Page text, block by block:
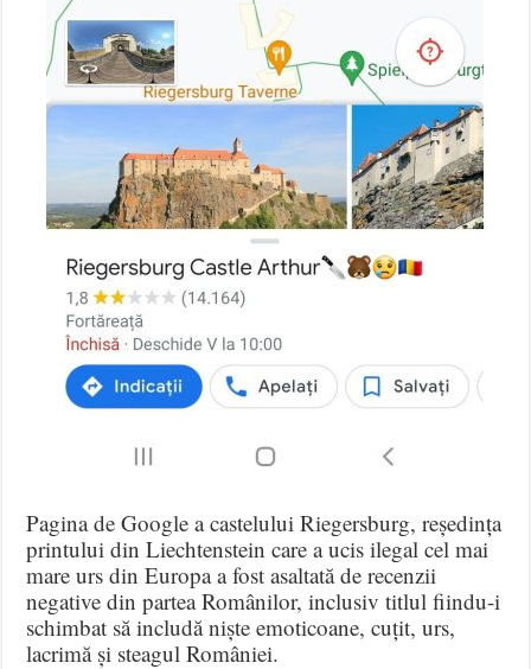
Pagina de Google a castelului Riegersburg, reședința
printului din Liechtenstein care a ucis ilegal cel mai
mare urs din Europa a fost asaltată de recenzii
negative din partea Românilor, inclusiv titlul fiindu-i
schimbat să includă niște emoticoane, cuțit, urs,
lacrimă și steagul României.